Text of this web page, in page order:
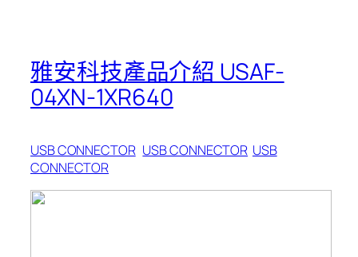
雅安科技產品介紹 USAF-
04XN-1XR640
USB CONNECTOR USB CONNECTOR USB
CONNECTOR